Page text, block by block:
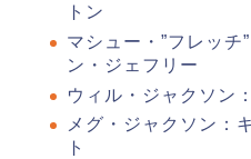
トン
マシュー・”フレッチ
ン・ジェフリー
ウィル・ジャクソン
メグ・ジャクソン：
ト